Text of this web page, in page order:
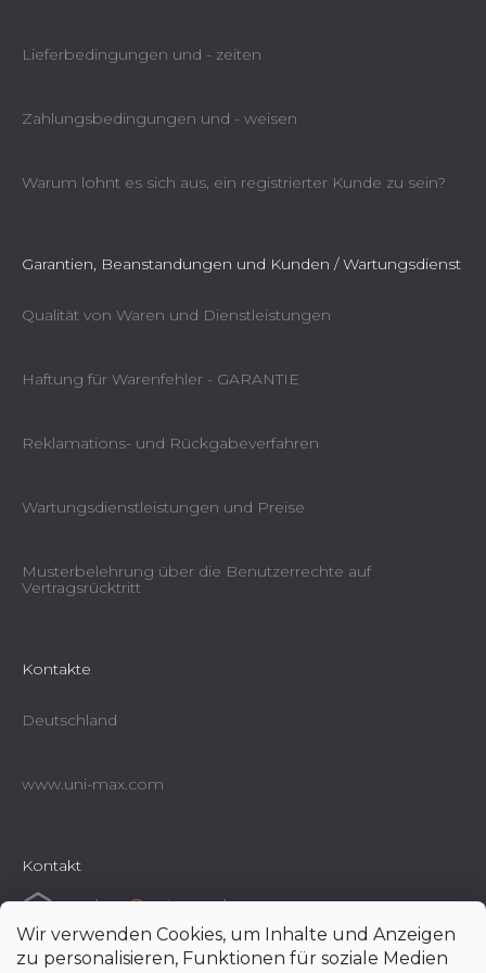
Wir verwenden Cookies, um Inhalte und Anzeigen
zu personalisieren, Funktionen für soziale Medien
Lieferbedingungen und - zeiten
Zahlungsbedingungen und - weisen
Warum lohnt es sich aus, ein registrierter Kunde zu sein?
Garantien, Beanstandungen und Kunden / Wartungsdienst
Qualität von Waren und Dienstleistungen
Haftung für Warenfehler - GARANTIE
Reklamations- und Rückgabeverfahren
Wartungsdienstleistungen und Preise
Musterbelehrung über die Benutzerrechte auf
Vertragsrücktritt
Kontakte
Deutschland
www.uni-max.com
Kontakt
e-shop@uni-max.de
+420 266 190 190